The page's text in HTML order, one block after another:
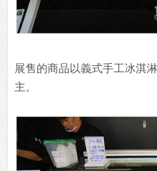
展售的商品以義式手工冰淇
主。